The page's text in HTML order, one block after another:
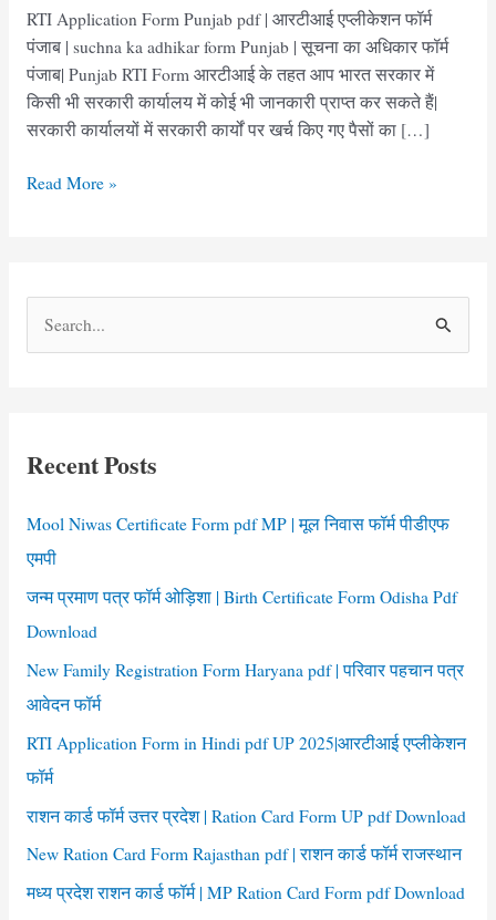
RTI Application Form Punjab pdf | आरटीआई एप्लीकेशन फॉर्म
पंजाब | suchna ka adhikar form Punjab | सूचना का अधिकार फॉर्म
पंजाब| Punjab RTI Form आरटीआई के तहत आप भारत सरकार में
किसी भी सरकारी कार्यालय में कोई भी जानकारी प्राप्त कर सकते हैं|
सरकारी कार्यालयों में सरकारी कार्यों पर खर्च किए गए पैसों का […]
RTI
pdf
आरटीआई
Read More »
f
o
:
Recent Posts
Mool Niwas Certificate Form pdf MP | मूल निवास फॉर्म पीडीएफ
एमपी
जन्म प्रमाण पत्र फॉर्म ओड़िशा | Birth Certificate Form Odisha Pdf
Download
New Family Registration Form Haryana pdf | परिवार पहचान पत्र
आवेदन फॉर्म
RTI Application Form in Hindi pdf UP 2025|आरटीआई एप्लीकेशन
फॉर्म
राशन कार्ड फॉर्म उत्तर प्रदेश | Ration Card Form UP pdf Download
New Ration Card Form Rajasthan pdf | राशन कार्ड फॉर्म राजस्थान
मध्य प्रदेश राशन कार्ड फॉर्म | MP Ration Card Form pdf Download